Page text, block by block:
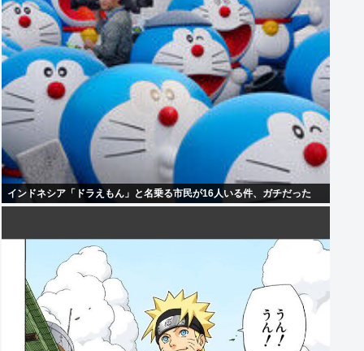
インドネシア「ドラえもん」と名乗る市民が16人いる件、ガチだった